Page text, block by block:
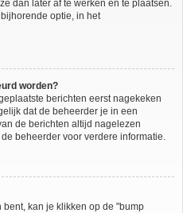
dan later af te werken en te plaatsen.
optie, in het
worden?
berichten eerst nagekeken
dat de beheerder je in een
de berichten altijd nagelezen
beheerder voor verdere informatie.
kan je klikken op de "bump